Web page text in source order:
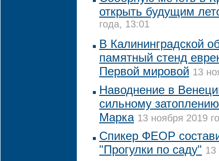
открыть будущим
года, 13:01
В Калининградской
памятный стенд
Первой мировой 13
Наводнение в
сильному
Марка 13 ноября 2019
Спикер ФЕОР
"Прогулки по саду" 13